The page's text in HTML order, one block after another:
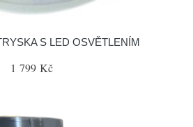
S LED OSVĚTLENÍM
1 799 Kč